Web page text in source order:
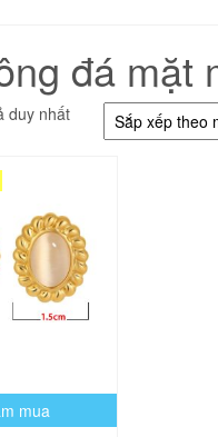
đá mặt
duy nhất
mua